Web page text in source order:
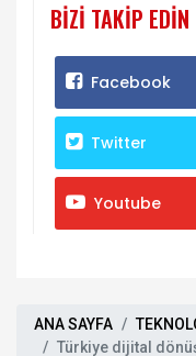
BIZI TAKIP EDIN
Facebook
Twitter
Youtube
ANA SAYFA
Türkiye dijital